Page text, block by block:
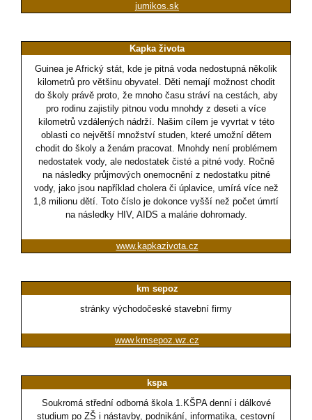
jumikos.sk
Kapka života
Guinea je Africký stát, kde je pitná voda nedostupná několik
kilometrů pro většinu obyvatel. Děti nemají možnost chodit
do školy právě proto, že mnoho času stráví na cestách, aby
pro rodinu zajistily pitnou vodu mnohdy z deseti a více
kilometrů vzdálených nádrží. Našim cílem je vyvrtat v této
oblasti co největší množství studen, které umožní dětem
chodit do školy a ženám pracovat. Mnohdy není problémem
nedostatek vody, ale nedostatek čisté a pitné vody. Ročně
na následky průjmových onemocnění z nedostatku pitné
vody, jako jsou například cholera či úplavice, umírá více než
1,8 milionu dětí. Toto číslo je dokonce vyšší než počet úmrtí
na následky HIV, AIDS a malárie dohromady.
www.kapkazivota.cz
km sepoz
stránky východočeské stavební firmy
www.kmsepoz.wz.cz
kspa
Soukromá střední odborná škola 1.KŠPA denní i dálkové
studium po ZŠ i nástavby, podnikání, informatika, cestovní